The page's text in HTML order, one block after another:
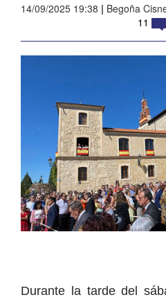
14/09/2025 19:38 | Begoña
11
Durante la tarde del